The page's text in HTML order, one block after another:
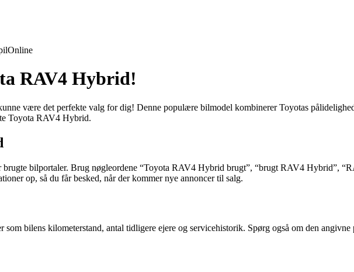
Online
RAV4 Hybrid!
være det perfekte valg for dig! Denne populære bilmodel kombinerer Toyotas
Toyota RAV4 Hybrid.
brugte bilportaler. Brug nøgleordene “Toyota RAV4 Hybrid brugt”, “brugt RAV4 Hybrid”,
op, så du får besked, når der kommer nye annoncer til salg.
bilens kilometerstand, antal tidligere ejere og servicehistorik. Spørg også om den